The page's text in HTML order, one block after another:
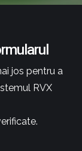
jos pentru a
RVX